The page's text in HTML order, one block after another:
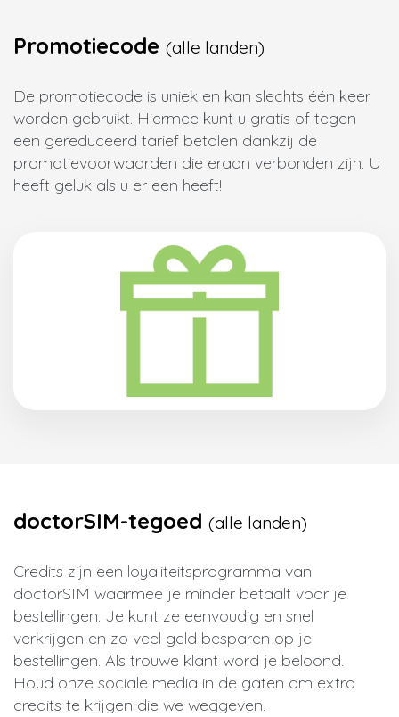
Promotiecode (alle landen)
De promotiecode is uniek en kan slechts één keer
worden gebruikt. Hiermee kunt u gratis of tegen
een gereduceerd tarief betalen dankzij de
promotievoorwaarden die eraan verbonden zijn. U
heeft geluk als u er een heeft!
doctorSIM-tegoed (alle landen)
Credits zijn een loyaliteitsprogramma van
doctorSIM waarmee je minder betaalt voor je
bestellingen. Je kunt ze eenvoudig en snel
verkrijgen en zo veel geld besparen op je
bestellingen. Als trouwe klant word je beloond.
Houd onze sociale media in de gaten om extra
credits te krijgen die we weggeven.